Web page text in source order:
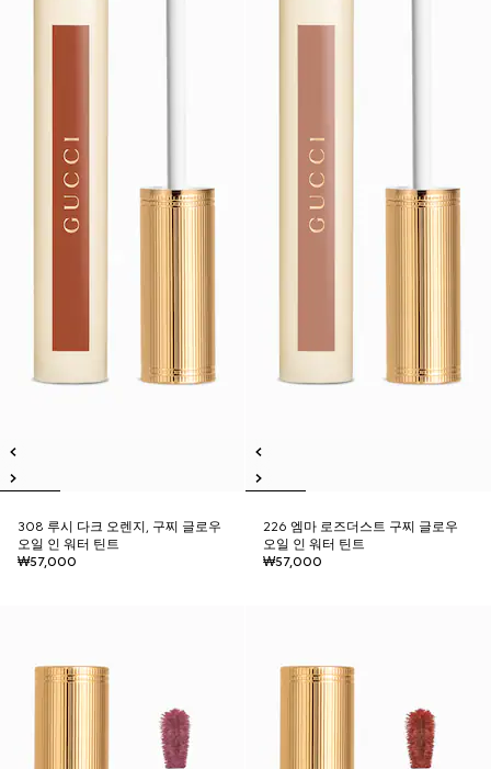
308 루시 다크 오렌지, 구찌 글로우
오일 인 워터 틴트
₩57,000
226 엠마 로즈더스트 구찌 글로우
오일 인 워터 틴트
₩57,000